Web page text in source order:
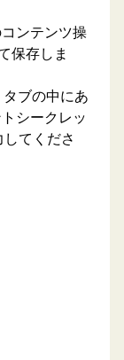
ンテンツ操
保存しま
ブの中にあ
シークレッ
てくださ